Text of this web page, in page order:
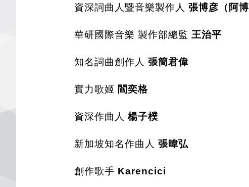
資深詞曲人暨音樂製作人 張博彦（阿博
華研國際音樂 製作部總監 王治平
知名詞曲創作人 張簡君偉
實力歌姬 閻奕格
資深作曲人 楊子樸
新加坡知名作曲人 張暐弘
創作歌手 Karencici